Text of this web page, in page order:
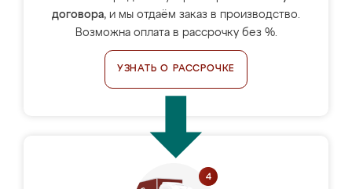
договора, и мы отдаём заказ в производство.
Возможна оплата в рассрочку без %.
УЗНАТЬ О РАССРОЧКЕ